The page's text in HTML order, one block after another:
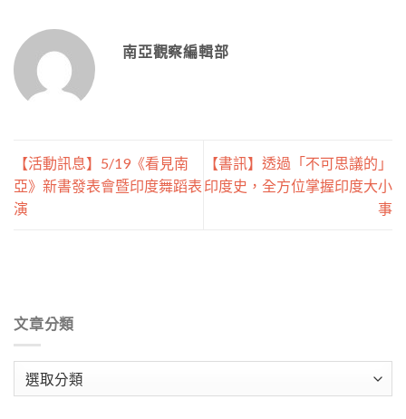
南亞觀察編輯部
【活動訊息】5/19《看見南
亞》新書發表會暨印度舞蹈表
演
【書訊】透過「不可思議的」
印度史，全方位掌握印度大小
事
文章分類